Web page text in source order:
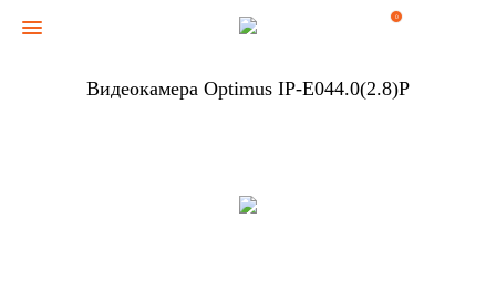
0
Видеокамера Optimus IP-E044.0(2.8)P